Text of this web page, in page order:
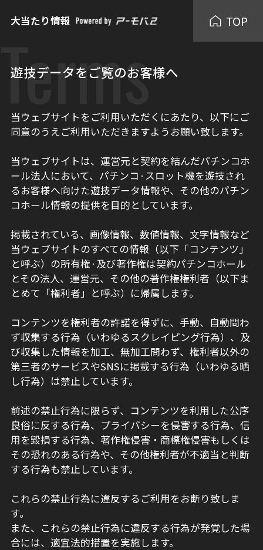
大当たり情報 TOP
Terms
遊技データをご覧のお客様へ
当ウェブサイトをご利用いただくにあたり、以下にご
同意のうえご利用いただきますようお願い致します。
当ウェブサイトは、運営元と契約を結んだパチンコホ
ール法人において、パチンコ·スロット機を遊技され
るお客様へ向けた遊技データ情報や、その他のパチン
コホール情報の提供を目的としています。
掲載されている、画像情報、数値情報、文字情報など
当ウェブサイトのすべての情報（以下「コンテンツ」
と呼ぶ）の所有権·及び著作権は契約パチンコホール
とその法人、運営元、その他の著作権権利者（以下ま
とめて「権利者」と呼ぶ）に帰属します。
コンテンツを権利者の許諾を得ずに、手動、自動問わ
ず収集する行為（いわゆるスクレイピング行為）、及
び収集した情報を加工、無加工問わず、権利者以外の
第三者のサービスやSNSに掲載する行為（いわゆる晒
し行為）は禁止しています。
前述の禁止行為に限らず、コンテンツを利用した公序
良俗に反する行為、プライバシーを侵害する行為、信
用を毀損する行為、著作権侵害・商標権侵害もしくは
その恐れのある行為や、その他権利者が不適当と判断
する行為も禁止しています。
これらの禁止行為に違反するご利用をお断り致しま
す。
また、これらの禁止行為に違反する行為が発覚した場
合には、適宜法的措置を実施します。